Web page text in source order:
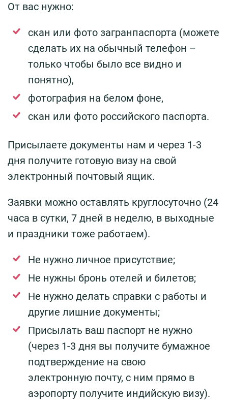
От вас нужно:
скан или фото загранпаспорта (можете
сделать их на обычный телефон –
только чтобы было все видно и
понятно),
фотография на белом фоне,
скан или фото российского паспорта.
Присылаете документы нам и через 1-3
дня получите готовую визу на свой
электронный почтовый ящик.
Заявки можно оставлять круглосуточно (24
часа в сутки, 7 дней в неделю, в выходные
и праздники тоже работаем).
Не нужно личное присутствие;
Не нужны бронь отелей и билетов;
Не нужно делать справки с работы и
другие лишние документы;
Присылать ваш паспорт не нужно
(через 1-3 дня вы получите бумажное
подтверждение на свою
электронную почту, с ним прямо в
аэропорту получите индийскую визу).